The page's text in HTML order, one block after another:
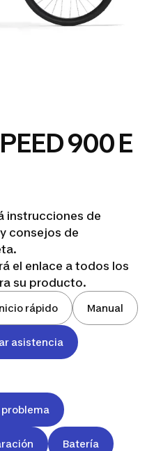
900 E
instrucciones de
consejos de
el enlace a todos los
su producto.
rápido Manual
asistencia
problema
Batería